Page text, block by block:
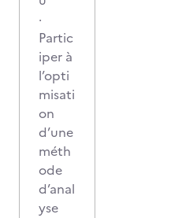
·
Partic
iper à
l’opti
misati
on
d’une
méth
ode
d’anal
yse